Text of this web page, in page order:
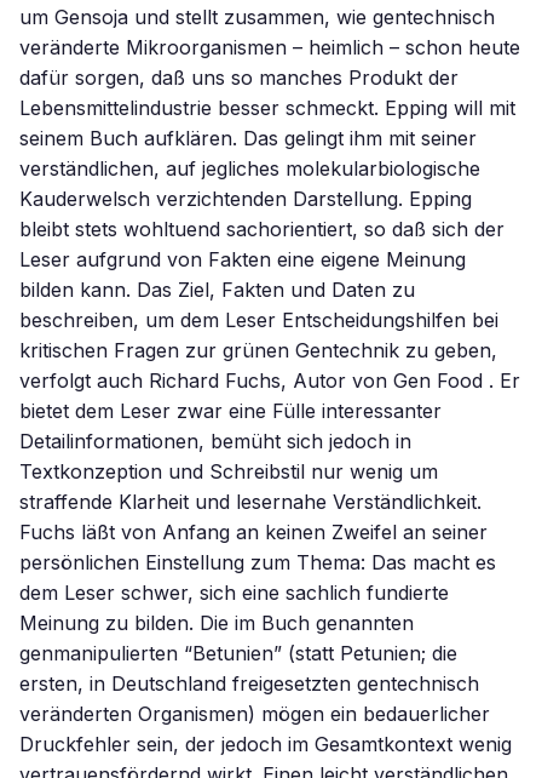
um Gensoja und stellt zusammen, wie gentechnisch
veränderte Mikroorganismen – heimlich – schon heute
dafür sorgen, daß uns so manches Produkt der
Lebensmittelindustrie besser schmeckt. Epping will mit
seinem Buch aufklären. Das gelingt ihm mit seiner
verständlichen, auf jegliches molekularbiologische
Kauderwelsch verzichtenden Darstellung. Epping
bleibt stets wohltuend sachorientiert, so daß sich der
Leser aufgrund von Fakten eine eigene Meinung
bilden kann. Das Ziel, Fakten und Daten zu
beschreiben, um dem Leser Entscheidungshilfen bei
kritischen Fragen zur grünen Gentechnik zu geben,
verfolgt auch Richard Fuchs, Autor von Gen Food . Er
bietet dem Leser zwar eine Fülle interessanter
Detailinformationen, bemüht sich jedoch in
Textkonzeption und Schreibstil nur wenig um
straffende Klarheit und lesernahe Verständlichkeit.
Fuchs läßt von Anfang an keinen Zweifel an seiner
persönlichen Einstellung zum Thema: Das macht es
dem Leser schwer, sich eine sachlich fundierte
Meinung zu bilden. Die im Buch genannten
genmanipulierten “Betunien” (statt Petunien; die
ersten, in Deutschland freigesetzten gentechnisch
veränderten Organismen) mögen ein bedauerlicher
Druckfehler sein, der jedoch im Gesamtkontext wenig